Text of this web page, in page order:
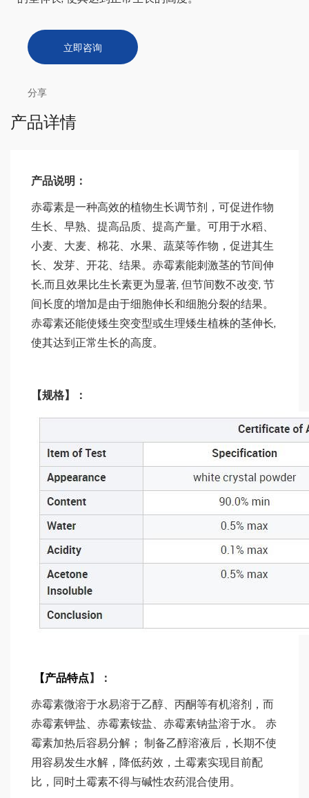
立即咨询
分享
产品详情
产品说明：
赤霉素是一种高效的植物生长调节剂，可促进作物
生长、早熟、提高品质、提高产量。可用于水稻、
小麦、大麦、棉花、水果、蔬菜等作物，促进其生
长、发芽、开花、结果。赤霉素能刺激茎的节间伸
长,而且效果比生长素更为显著, 但节间数不改变, 节
间长度的增加是由于细胞伸长和细胞分裂的结果。
赤霉素还能使矮生突变型或生理矮生植株的茎伸长,
使其达到正常生长的高度。
【规格】：
【产品特点】：
赤霉素微溶于水易溶于乙醇、丙酮等有机溶剂，而
赤霉素钾盐、赤霉素铵盐、赤霉素钠盐溶于水。 赤
霉素加热后容易分解； 制备乙醇溶液后，长期不使
用容易发生水解，降低药效，土霉素实现目前配
比，同时土霉素不得与碱性农药混合使用。